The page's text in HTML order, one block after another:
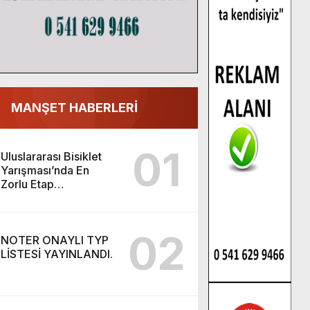
MANŞET HABERLERİ
Uluslararası Bisiklet
Yarışması’nda En
Zorlu Etap
01
NOTER ONAYLI TYP
LİSTESİ YAYINLANDI.
02